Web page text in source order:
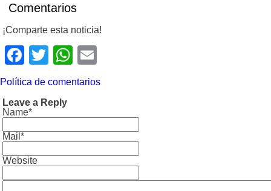
Comentarios
¡Comparte esta noticia!
Facebook
TwitterWhatsApp
Política de comentarios
Leave a Reply
Name*
Mail*
Website